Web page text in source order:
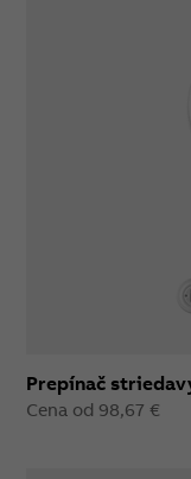
Prepínač
Cena od 98,67 €